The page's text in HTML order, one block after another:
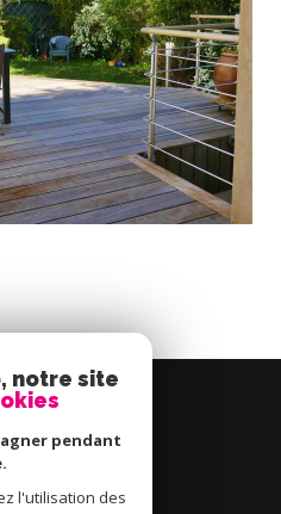
le bien
Senotre site
pendant
l'utilisation des